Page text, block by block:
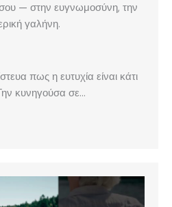
σου — στην ευγνωμοσύνη, την
γαλήνη.
πως η ευτυχία είναι κάτι
κυνηγούσα σε…